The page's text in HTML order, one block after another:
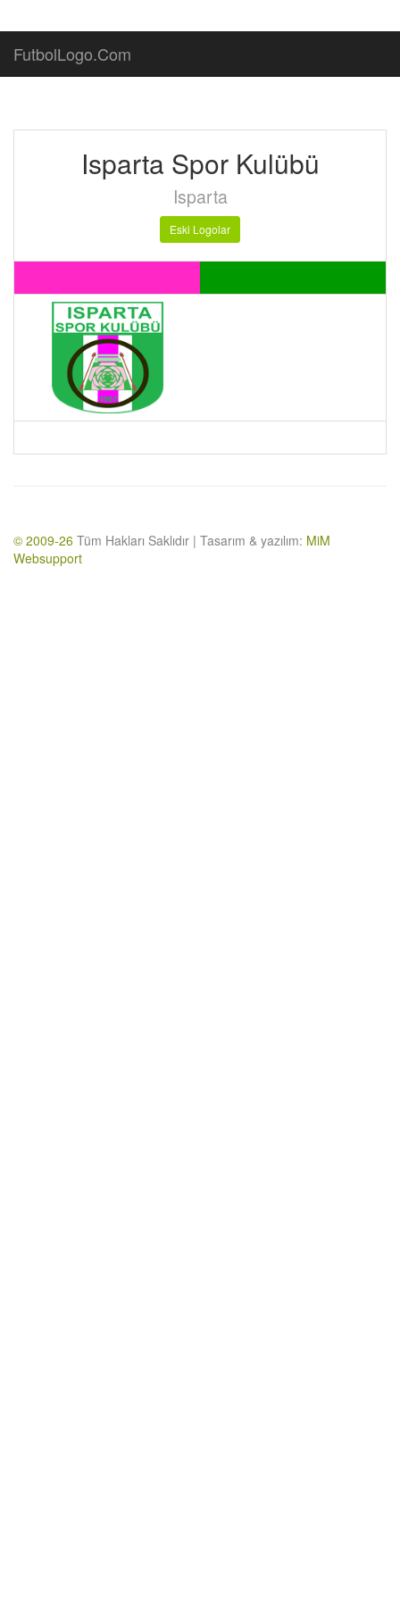
FutbolLogo.Com
Isparta Spor Kulübü
Isparta
Eski Logolar
© 2009-26 Tüm Hakları Saklıdır | Tasarım & yazılım: MiM
Websupport